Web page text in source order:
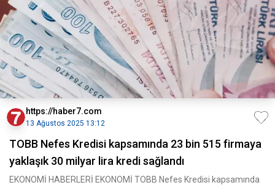
https://haber7.com
13 Ağustos 2025 13:12
TOBB Nefes Kredisi kapsamında 23 bin 515 firmaya
yaklaşık 30 milyar lira kredi sağlandı
EKONOMİ HABERLERİ EKONOMİ TOBB Nefes Kredisi kapsamında